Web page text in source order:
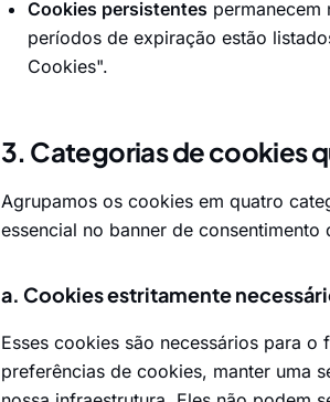
Cookies persistentes permanecem
períodos de expiração estão
Cookies".
3. Categorias de cookies
Agrupamos os cookies em quatro
essencial no banner de consentimento
a. Cookies estritamente
Esses cookies são necessários para
preferências de cookies, manter uma